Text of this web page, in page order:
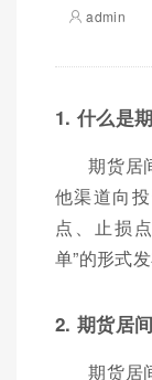
admin
1. 什么是
期货居
他渠道向
点、止损
单”的形式
2. 期货居
期货居